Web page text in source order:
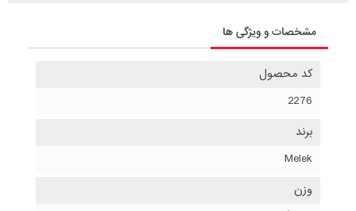
مشخصات و ویژگی ها
کد محصول
2276
برند
Melek
وزن